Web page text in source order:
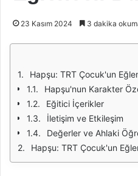
23 Kasım 2024 3 dakika
Hapşu: TRT Çocuk'un
Hapşu'nun Karakter
Eğitici İçerikler
İletişim ve Etkileşim
Değerler ve Ahlaki
Hapşu: TRT Çocuk'un